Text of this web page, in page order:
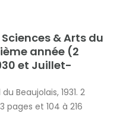
& Arts du
année (2
et Juillet-
Beaujolais, 1931. 2
et 104 à 216